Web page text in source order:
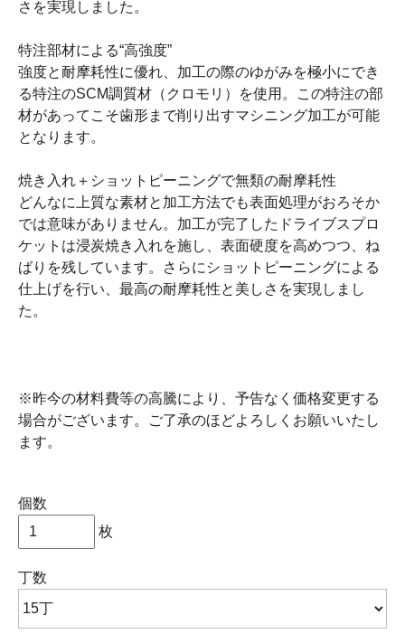
さを実現しました。
特注部材による“高強度”
強度と耐摩耗性に優れ、加工の際のゆがみを極小にでき
る特注のSCM調質材（クロモリ）を使用。この特注の部
材があってこそ歯形まで削り出すマシニング加工が可能
となります。
焼き入れ＋ショットピーニングで無類の耐摩耗性
どんなに上質な素材と加工方法でも表面処理がおろそか
では意味がありません。加工が完了したドライブスプロ
ケットは浸炭焼き入れを施し、表面硬度を高めつつ、ね
ばりを残しています。さらにショットピーニングによる
仕上げを行い、最高の耐摩耗性と美しさを実現しまし
た。
※昨今の材料費等の高騰により、予告なく価格変更する
場合がございます。ご了承のほどよろしくお願いいたし
ます。
個数
枚
丁数